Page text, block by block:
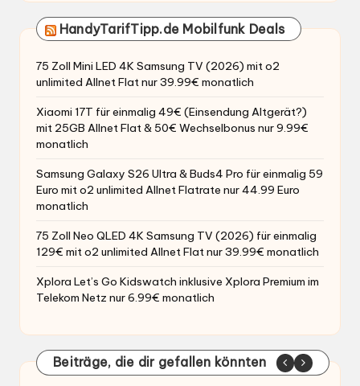
HandyTarifTipp.de Mobilfunk Deals
75 Zoll Mini LED 4K Samsung TV (2026) mit o2
unlimited Allnet Flat nur 39.99€ monatlich
Xiaomi 17T für einmalig 49€ (Einsendung Altgerät?)
mit 25GB Allnet Flat & 50€ Wechselbonus nur 9.99€
monatlich
Samsung Galaxy S26 Ultra & Buds4 Pro für einmalig 59
Euro mit o2 unlimited Allnet Flatrate nur 44.99 Euro
monatlich
75 Zoll Neo QLED 4K Samsung TV (2026) für einmalig
129€ mit o2 unlimited Allnet Flat nur 39.99€ monatlich
Xplora Let’s Go Kidswatch inklusive Xplora Premium im
Telekom Netz nur 6.99€ monatlich
Beiträge, die dir gefallen könnten